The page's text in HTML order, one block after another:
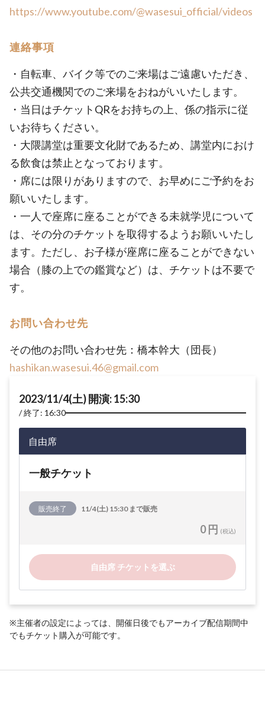
https://www.youtube.com/@wasesui_official/videos
連絡事項
・自転車、バイク等でのご来場はご遠慮いただき、
公共交通機関でのご来場をおねがいいたします。
・当日はチケットQRをお持ちの上、係の指示に従
いお待ちください。
・大隈講堂は重要文化財であるため、講堂内におけ
る飲食は禁止となっております。
・席には限りがありますので、お早めにご予約をお
願いいたします。
・一人で座席に座ることができる未就学児について
は、その分のチケットを取得するようお願いいたし
ます。ただし、お子様が座席に座ることができない
場合（膝の上での鑑賞など）は、チケットは不要で
す。
お問い合わせ先
その他のお問い合わせ先：橋本幹大（団長）
hashikan.wasesui.46@gmail.com
2023/11/4(土) 開演: 15:30
終了: 16:30
自由席
一般チケット
販売終了 11/4(土) 15:30 まで販売
0 円 (税込)
自由席 チケットを選ぶ
※主催者の設定によっては、開催日後でもアーカイブ配信期間中
でもチケット購入が可能です。